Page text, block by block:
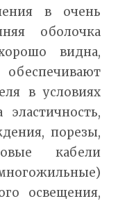
в очень
оболочка
видна,
в условиях
порезы,
кабели
освещения,